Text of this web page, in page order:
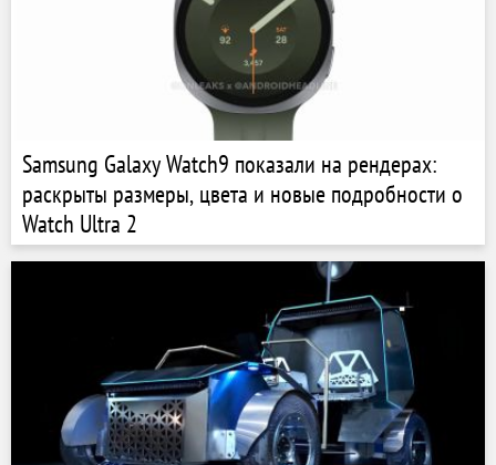
Samsung Galaxy Watch9 показали на рендерах:
раскрыты размеры, цвета и новые подробности о
Watch Ultra 2